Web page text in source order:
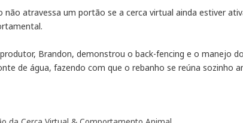
não atravessa um portão se a cerca virtual ainda estiver
Brandon, demonstrou o back-fencing e o manejo
de água, fazendo com que o rebanho se reúna sozinho